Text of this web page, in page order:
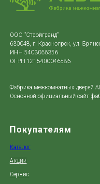
ООО "Стройгранд"
630048, г. Красноярск, ул.
ИНН 5403066356
ОГРН 1215400046586
Фабрика межкомнатных дверей
Основной официальный сайт
Покупателям
Каталог
Акции
Сервис